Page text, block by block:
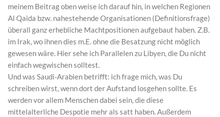
meinem Beitrag oben weise ich darauf hin, in welchen Regionen
Al Qaida bzw. nahestehende Organisationen (Definitionsfrage)
überall ganz erhebliche Machtpositionen aufgebaut haben. Z.B.
im Irak, wo ihnen dies m.E. ohne die Besatzung nicht möglich
gewesen wäre. Hier sehe ich Parallelen zu Libyen, die Du nicht
einfach wegwischen solltest.
Und was Saudi-Arabien betrifft: ich frage mich, was Du
schreiben wirst, wenn dort der Aufstand losgehen sollte. Es
werden vor allem Menschen dabei sein, die diese
mittelalterliche Despotie mehr als satt haben. Außerdem